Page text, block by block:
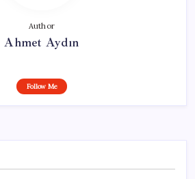
Author
Ahmet Aydın
Follow Me